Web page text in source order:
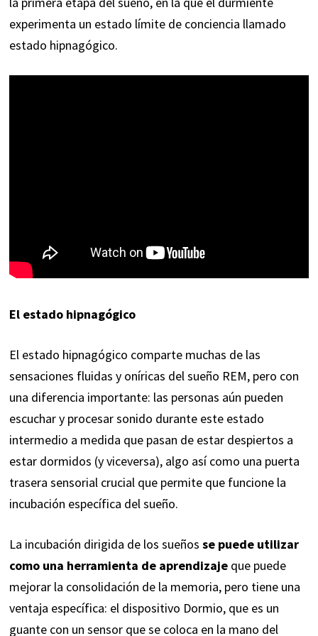
experimenta un estado límite de conciencia llamado
estado hipnagógico.
El estado hipnagógico
El estado hipnagógico comparte muchas de las
sensaciones fluidas y oníricas del sueño REM, pero con
una diferencia importante: las personas aún pueden
escuchar y procesar sonido durante este estado
intermedio a medida que pasan de estar despiertos a
estar dormidos (y viceversa), algo así como una puerta
trasera sensorial crucial que permite que funcione la
incubación específica del sueño.
La incubación dirigida de los sueños se puede utilizar
como una herramienta de aprendizajeque puede
mejorar la consolidación de la memoria, pero tiene una
ventaja específica: el dispositivo Dormio, que es un
guante con un sensor que se coloca en la mano del